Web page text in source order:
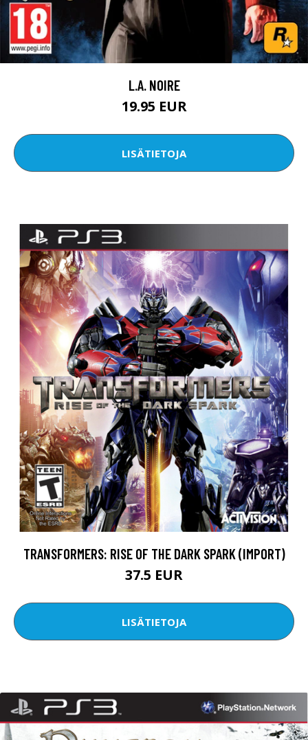
L.A. NOIRE
19.95 EUR
LISÄTIETOJA
TRANSFORMERS: RISE OF THE DARK SPARK (IMPORT)
37.5 EUR
LISÄTIETOJA